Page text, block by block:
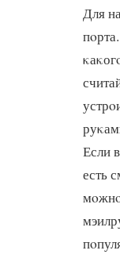
Для
Если
есть